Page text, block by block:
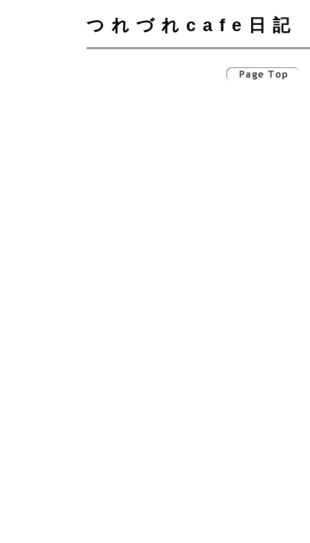
つれづれcafe日記